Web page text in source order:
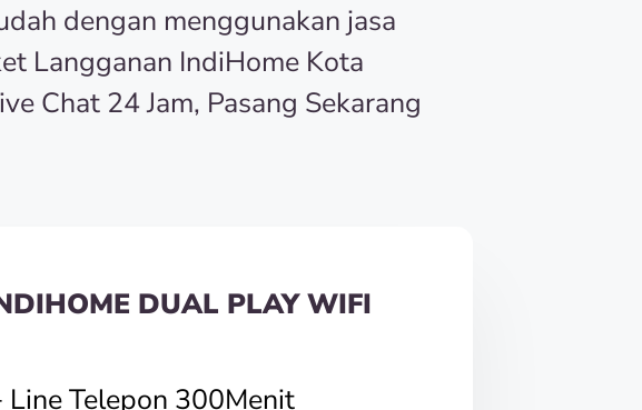
dengan menggunakan jasa
Langganan IndiHome Kota
Chat 24 Jam, Pasang Sekarang
DUAL PLAY WIFI
Line Telepon 300Menit